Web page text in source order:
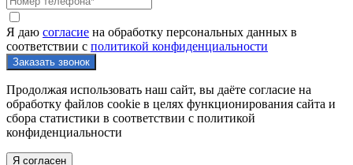
Я даю согласие на обработку персональных данных в
соответствии с политикой конфиденциальности
Продолжая использовать наш сайт, вы даёте согласие на
обработку файлов cookie в целях функционирования сайта и
сбора статистики в соответствии с политикой
конфиденциальности
Я согласен